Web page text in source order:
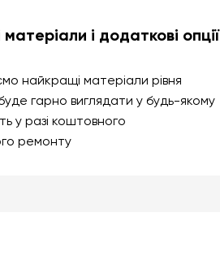
і додаткові опції
найкращі матеріали рівня
гарно виглядати у будь-якому
у разі коштовного
ремонту